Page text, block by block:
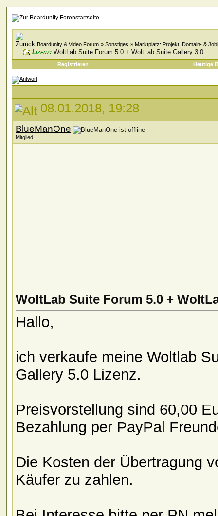
Boardunity & Video Forum » Sonstiges » Marktplatz: Projekt, Domain- &
Lizenz: WoltLab Suite Forum 5.0 + WoltLab Suite Gallery 3.0
Registrieren Heutige
08.01.2018, 19:28
BlueManOne
Mitglied
WoltLab Suite Forum 5.0 +
Hallo,
ich verkaufe meine Woltlab
Gallery 5.0 Lizenz.
Preisvorstellung sind 60,00
Bezahlung per PayPal
Die Kosten der Übertragung
Käufer zu zahlen.